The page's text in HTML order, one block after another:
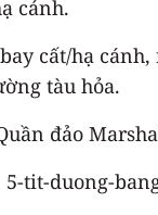
cánh.
cất/hạ cánh,
tàu hỏa.
đảo